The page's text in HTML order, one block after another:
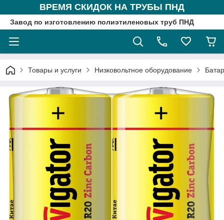
ВРЕМЯ СКИДОК НА ТРУБЫ ПНД
Завод по изготовлению полиэтиленовых труб ПНД
Товары и услуги Низковольтное оборудование